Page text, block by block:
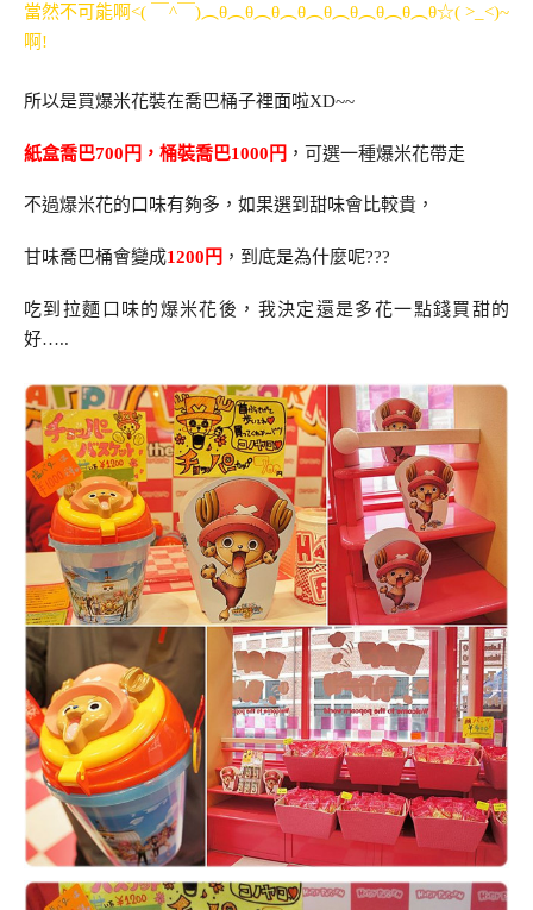
當然不可能啊<( ￣^￣)︵θ︵θ︵θ︵θ︵θ︵θ︵θ︵θ︵θ☆( >_<)~
啊!
所以是買爆米花裝在喬巴桶子裡面啦XD~~
紙盒喬巴700円，桶裝喬巴1000円 ，可選一種爆米花帶走
不過爆米花的口味有夠多，如果選到甜味會比較貴，
甘味喬巴桶會變成1200円 ，到底是為什麼呢???
吃到拉麵口味的爆米花後，我決定還是多花一點錢買甜的
好…..